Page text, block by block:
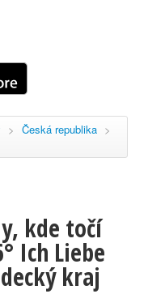
> Česká republika >
kde točí
Ich Liebe
kraj